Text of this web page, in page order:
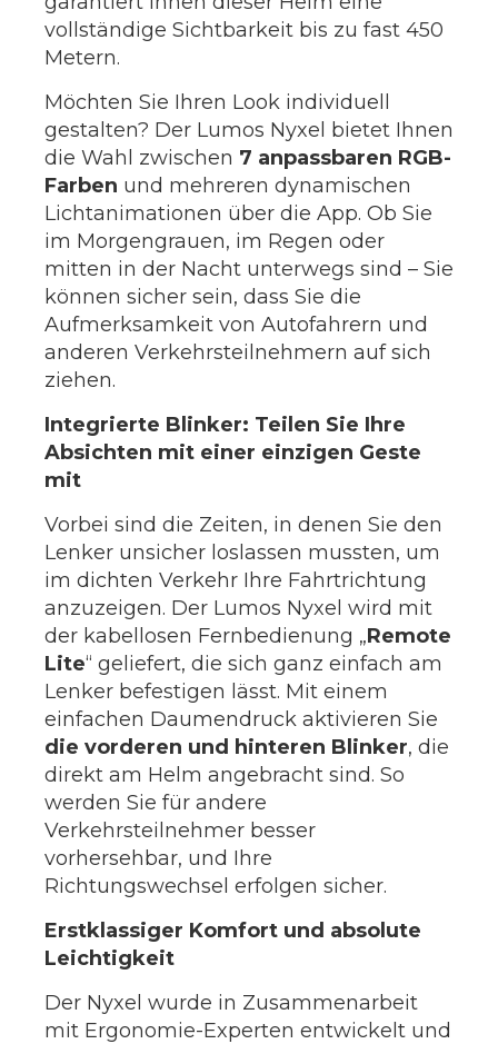
vollständige Sichtbarkeit bis zu fast 450
Metern.
Möchten Sie Ihren Look individuell
gestalten? Der Lumos Nyxel bietet Ihnen
die Wahl zwischen 7 anpassbaren RGB-
Farben und mehreren dynamischen
Lichtanimationen über die App. Ob Sie
im Morgengrauen, im Regen oder
mitten in der Nacht unterwegs sind – Sie
können sicher sein, dass Sie die
Aufmerksamkeit von Autofahrern und
anderen Verkehrsteilnehmern auf sich
ziehen.
Integrierte Blinker: Teilen Sie Ihre
Absichten mit einer einzigen Geste
mit
Vorbei sind die Zeiten, in denen Sie den
Lenker unsicher loslassen mussten, um
im dichten Verkehr Ihre Fahrtrichtung
anzuzeigen. Der Lumos Nyxel wird mit
der kabellosen Fernbedienung „Remote
Lite“ geliefert, die sich ganz einfach am
Lenker befestigen lässt. Mit einem
einfachen Daumendruck aktivieren Sie
die vorderen und hinteren Blinker, die
direkt am Helm angebracht sind. So
werden Sie für andere
Verkehrsteilnehmer besser
vorhersehbar, und Ihre
Richtungswechsel erfolgen sicher.
Erstklassiger Komfort und absolute
Leichtigkeit
Der Nyxel wurde in Zusammenarbeit
mit Ergonomie-Experten entwickelt und